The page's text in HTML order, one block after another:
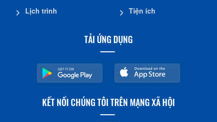
Mua sắm
Giới thiệu
TẢI ỨNG DỤNG
KẾT NỐI CHÚNG TÔI TRÊN MẠNG XÃ HỘI